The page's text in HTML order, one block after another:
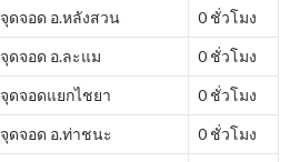
จุดจอด อ.หลังสวน 0 ชั่วโมง
จุดจอด อ.ละแม 0 ชั่วโมง
จุดจอดแยกไชยา 0 ชั่วโมง
จุดจอด อ.ท่าชนะ 0 ชั่วโมง